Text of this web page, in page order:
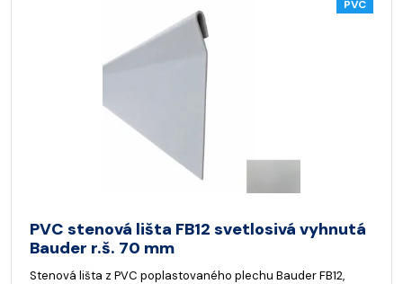
PVC
PVC stenová lišta FB12 svetlosivá vyhnutá
Bauder r.š. 70 mm
Stenová lišta z PVC poplastovaného plechu Bauder FB12,